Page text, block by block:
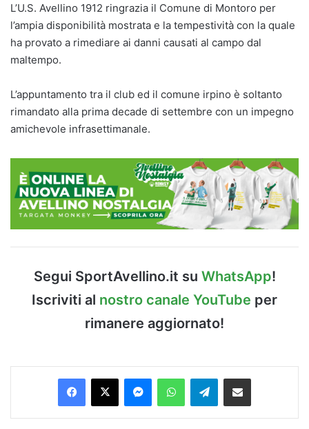
L’U.S. Avellino 1912 ringrazia il Comune di Montoro per
l’ampia disponibilità mostrata e la tempestività con la quale
ha provato a rimediare ai danni causati al campo dal
maltempo.
L’appuntamento tra il club ed il comune irpino è soltanto
rimandato alla prima decade di settembre con un impegno
amichevole infrasettimanale.
Segui SportAvellino.it su WhatsApp!
Iscriviti al nostro canale YouTube per
rimanere aggiornato!
Facebook
X MessengerWhatsAppTelegramCondividi via Email